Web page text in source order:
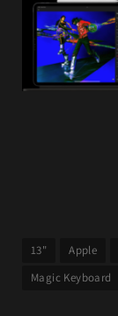
13" Apple
Magic Keyboard